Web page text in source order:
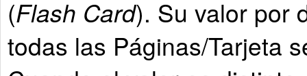
(Flash Card). Su valor por
todas las Páginas/Tarjeta